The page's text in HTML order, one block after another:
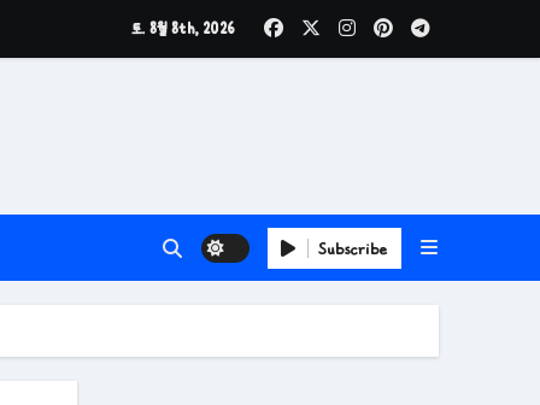
토. 8월 8th, 2026
Subscribe